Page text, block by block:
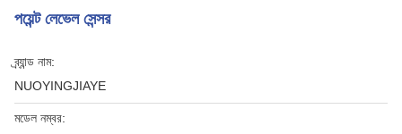
পয়েন্ট লেভেল সেন্সর
ব্র্যান্ড নাম:
NUOYINGJIAYE
মডেল নম্বর: